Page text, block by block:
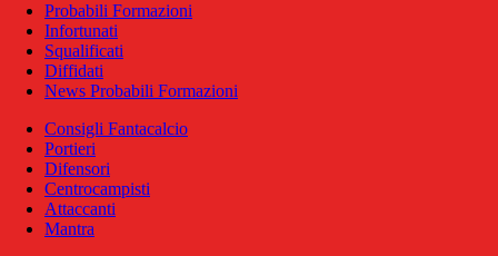
Probabili Formazioni
Infortunati
Squalificati
Diffidati
News Probabili Formazioni
Consigli Fantacalcio
Portieri
Difensori
Centrocampisti
Attaccanti
Mantra